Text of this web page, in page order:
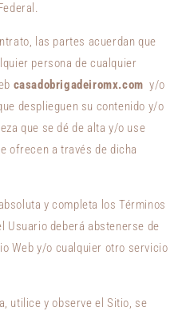
las partes acuerdan que
persona de cualquier
casadobrigadeiromx.com y/o
desplieguen su contenido y/o
que se dé de alta y/o use
ofrecen a través de dicha
y completa los Términos
Usuario deberá abstenerse de
Web y/o cualquier otro servicio
utilice y observe el Sitio, se